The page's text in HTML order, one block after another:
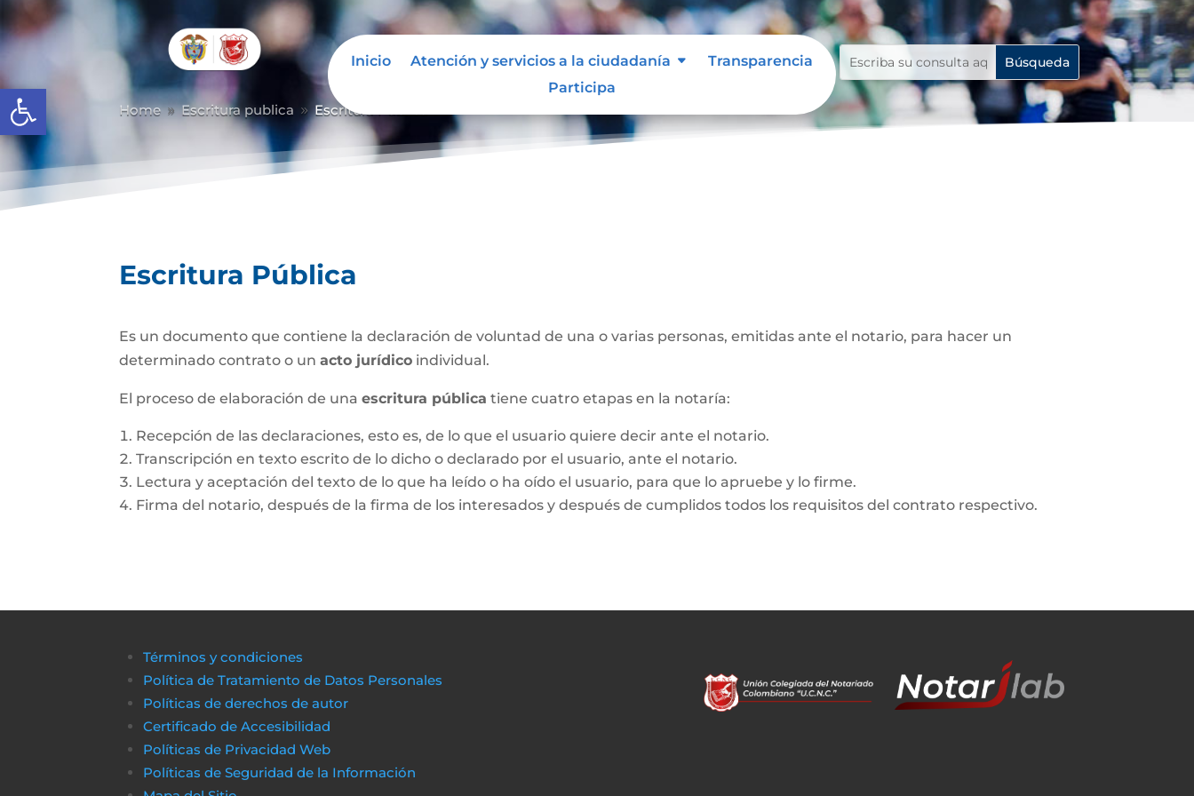
Abrir barra de herramientas
Inicio Atención y servicios a la ciudadanía
Transparencia
Participa
Home 9 Escritura publica 9 Escritura Pública
Escritura Pública
Es un documento que contiene la declaración de voluntad de una o varias personas, emitidas ante el notario, para hacer un
determinado contrato o unacto jurídico individual.
El proceso de elaboración de unaescritura pública tiene cuatro etapas en la notaría:
Recepción de las declaraciones, esto es, de lo que el usuario quiere decir ante el notario.
Transcripción en texto escrito de lo dicho o declarado por el usuario, ante el notario.
Lectura y aceptación del texto de lo que ha leído o ha oído el usuario, para que lo apruebe y lo firme.
Firma del notario, después de la firma de los interesados y después de cumplidos todos los requisitos del contrato respectivo.
Términos y condiciones
Política de Tratamiento de Datos Personales
Políticas de derechos de autor
Certificado de Accesibilidad
Políticas de Privacidad Web
Políticas de Seguridad de la Información